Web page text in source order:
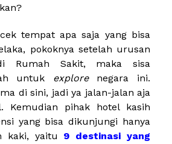
tempat apa saja yang bisa
pokoknya setelah urusan
Rumah Sakit, maka sisa
untuk explore negara ini.
di sini, jadi ya jalan-jalan aja
Kemudian pihak hotel kasih
yang bisa dikunjungi hanya
kaki, yaitu 9 destinasi yang